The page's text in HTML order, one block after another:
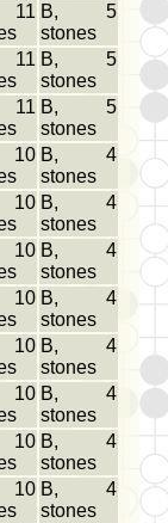
B, 5
stones
B, 5
stones
B, 5
stones
B, 4
stones
B, 4
stones
B, 4
stones
B, 4
stones
B, 4
stones
B, 4
stones
B, 4
stones
B, 4
stones